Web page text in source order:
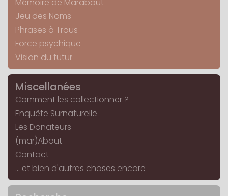
Jeu des Noms
Phrases à Trous
Force psychique
Vision du futur
Miscellanées
Comment les collectionner ?
Enquête Surnaturelle
Les Donateurs
(mar)About
Contact
... et bien d'autres choses encore